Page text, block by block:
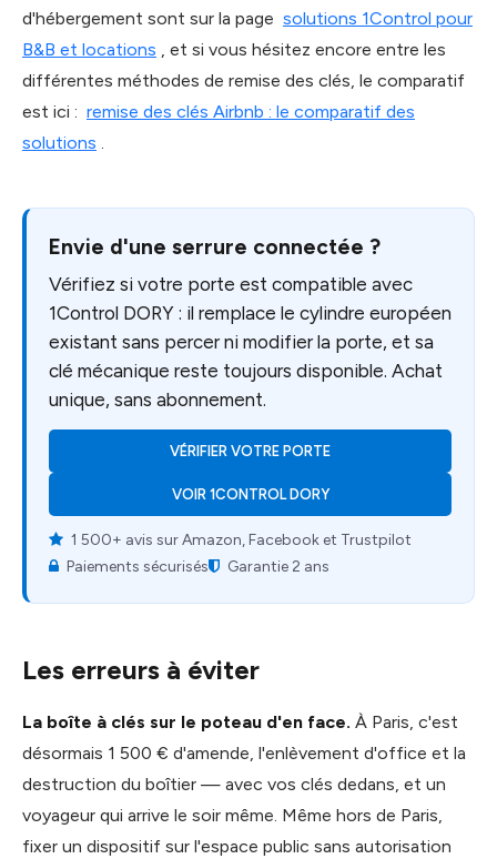
d'hébergement sont sur la page solutions 1Control pour
B&B et locations , et si vous hésitez encore entre les
différentes méthodes de remise des clés, le comparatif
est ici : remise des clés Airbnb : le comparatif des
solutions .
Envie d'une serrure connectée ?
Vérifiez si votre porte est compatible avec
1Control DORY : il remplace le cylindre européen
existant sans percer ni modifier la porte, et sa
clé mécanique reste toujours disponible. Achat
unique, sans abonnement.
VÉRIFIER VOTRE PORTE
VOIR 1CONTROL DORY
1 500+ avis sur Amazon, Facebook et Trustpilot
Paiements sécurisés
Garantie 2 ans
Les erreurs à éviter
La boîte à clés sur le poteau d'en face. À Paris, c'est
désormais 1 500 € d'amende, l'enlèvement d'office et la
destruction du boîtier — avec vos clés dedans, et un
voyageur qui arrive le soir même. Même hors de Paris,
fixer un dispositif sur l'espace public sans autorisation